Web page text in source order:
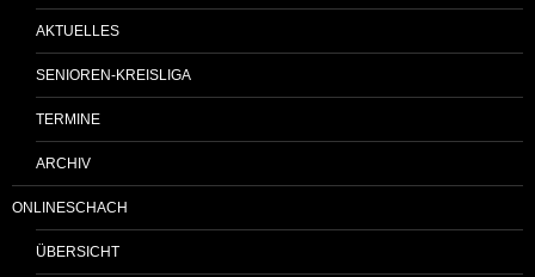
AKTUELLES
SENIOREN-KREISLIGA
TERMINE
ARCHIV
ONLINESCHACH
ÜBERSICHT